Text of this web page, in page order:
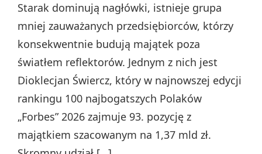
Starak dominują nagłówki, istnieje grupa
mniej zauważanych przedsiębiorców, którzy
konsekwentnie budują majątek poza
światłem reflektorów. Jednym z nich jest
Dioklecjan Świercz, który w najnowszej edycji
rankingu 100 najbogatszych Polaków
„Forbes” 2026 zajmuje 93. pozycję z
majątkiem szacowanym na 1,37 mld zł.